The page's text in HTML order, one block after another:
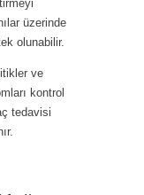
üzerinde
olunabilir.
ve
kontrol
tedavisi